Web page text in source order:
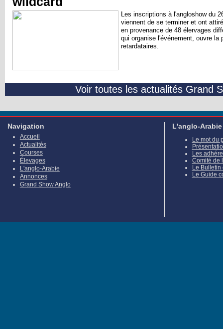
Les inscriptions à l'angloshow du
viennent de se terminer et ont
en provenance de 48 élervages
qui organise l'événement, ouvre
retardataires.
Voir toutes les actualités Grand
Navigation
Accueil
Actualités
Courses
Élevages
L'anglo-Arabie
Annonces
Grand Show Anglo
L'anglo-Arabie
Le mot du
Les
Comité de
Le Bulletin
Le Guide